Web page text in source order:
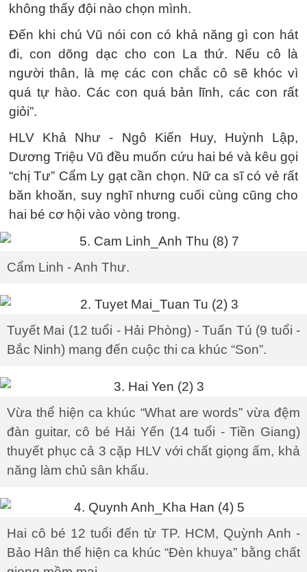
không thấy đội nào chọn mình.
Đến khi chú Vũ nói con có khả năng gì con hát
đi, con dõng dạc cho con La thứ. Nếu cô là
người thân, là mẹ các con chắc cô sẽ khóc vì
quá tự hào. Các con quá bản lĩnh, các con rất
giỏi”.
HLV Khả Như - Ngô Kiến Huy, Huỳnh Lập,
Dương Triệu Vũ đều muốn cứu hai bé và kêu gọi
“chị Tư” Cẩm Ly gạt cần chọn. Nữ ca sĩ có vẻ rất
băn khoăn, suy nghĩ nhưng cuối cùng cũng cho
hai bé cơ hội vào vòng trong.
Cẩm Linh - Anh Thư.
Tuyết Mai (12 tuổi - Hải Phòng) - Tuấn Tú (9 tuổi -
Bắc Ninh) mang đến cuộc thi ca khúc “Son”.
Vừa thể hiện ca khúc “What are words” vừa đệm
đàn guitar, cô bé Hải Yến (14 tuổi - Tiền Giang)
thuyết phục cả 3 cặp HLV với chất giọng ấm, khả
năng làm chủ sân khấu.
Hai cô bé 12 tuổi đến từ TP. HCM, Quỳnh Anh -
Bảo Hân thể hiện ca khúc “Đèn khuya” bằng chất